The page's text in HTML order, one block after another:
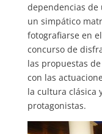
dependencias de
un simpático
fotografiarse en
concurso de
las propuestas
con las
la cultura clásica
protagonistas.